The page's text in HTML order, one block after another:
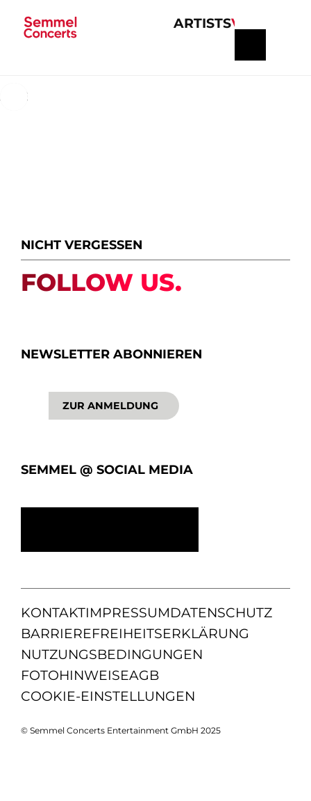
ARTISTS
ALLE INFORMATIONEN IM BLICK
NICHT VERGESSEN
FOLLOW US.
NEWSLETTER ABONNIEREN
ZUR ANMELDUNG
SEMMEL @ SOCIAL MEDIA
KONTAKTIMPRESSUMDATENSCHUTZ
BARRIEREFREIHEITSERKLÄRUNG
NUTZUNGSBEDINGUNGEN
FOTOHINWEISEAGB
COOKIE-EINSTELLUNGEN
© Semmel Concerts Entertainment GmbH 2025